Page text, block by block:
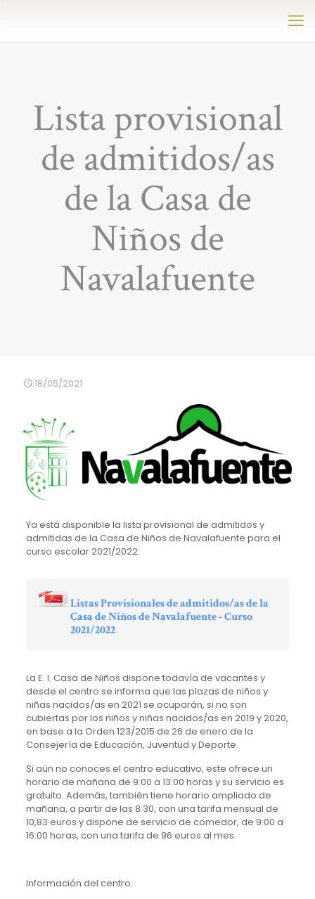
Lista provisional
de admitidos/as
de la Casa de
Niños de
Navalafuente
18/05/2021
Ya está disponible la lista provisional de admitidos y
admitidas de la Casa de Niños de Navalafuente para el
curso escolar 2021/2022:
Listas Provisionales de admitidos/as de la
Casa de Niños de Navalafuente - Curso
2021/2022
La E. I. Casa de Niños dispone todavía de vacantes y
desde el centro se informa que las plazas de niños y
niñas nacidos/as en 2021 se ocuparán, si no son
cubiertas por los niños y niñas nacidos/as en 2019 y 2020,
en base a la Orden 123/2015 de 26 de enero de la
Consejería de Educación, Juventud y Deporte.
Si aún no conoces el centro educativo, este ofrece un
horario de mañana de 9:00 a 13:00 horas y su servicio es
gratuito. Además, también tiene horario ampliado de
mañana, a partir de las 8:30, con una tarifa mensual de
10,83 euros y dispone de servicio de comedor, de 9:00 a
16:00 horas, con una tarifa de 96 euros al mes.
Información del centro: